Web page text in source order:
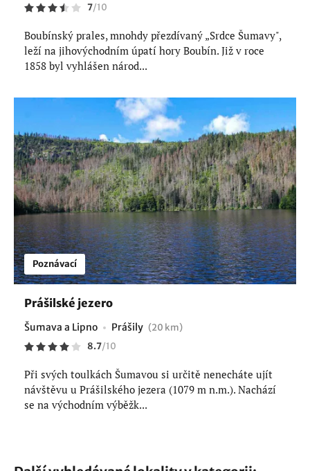
7/10
Boubínský prales, mnohdy přezdívaný „Srdce Šumavy",
leží na jihovýchodním úpatí hory Boubín. Již v roce
1858 byl vyhlášen národ...
Poznávací
Prášilské jezero
Šumava a Lipno Prášily (20 km)
8.7/10
Při svých toulkách Šumavou si určitě nenecháte ujít
návštěvu u Prášilského jezera (1079 m n.m.). Nachází
se na východním výběžk...